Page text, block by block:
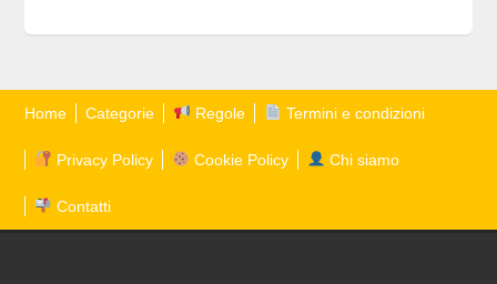
Home Categorie Regole Termini e condizioni
Privacy Policy Cookie Policy Chi siamo
Contatti